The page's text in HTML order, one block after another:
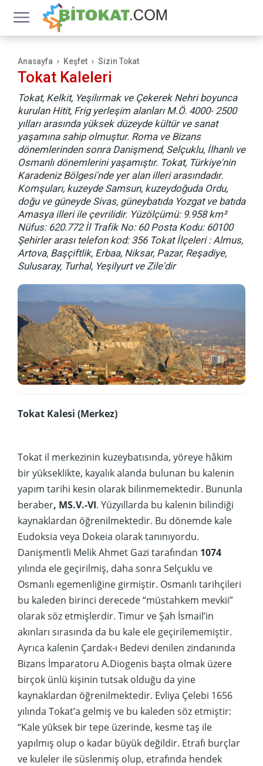
Anasayfa Keşfet Sizin Tokat
Tokat Kaleleri
Tokat, Kelkit, Yeşilırmak ve Çekerek Nehri boyunca
kurulan Hitit, Frig yerleşim alanları M.Ö. 4000- 2500
yılları arasında yüksek düzeyde kültür ve sanat
yaşamına sahip olmuştur. Roma ve Bizans
dönemlerinden sonra Danişmend, Selçuklu, İlhanlı ve
Osmanlı dönemlerini yaşamıştır. Tokat, Türkiye'nin
Karadeniz Bölgesi'nde yer alan illeri arasındadır.
Komşuları, kuzeyde Samsun, kuzeydoğuda Ordu,
doğu ve güneyde Sivas, güneybatıda Yozgat ve batıda
Amasya illeri ile çevrilidir. Yüzölçümü: 9.958 km²
Nüfus: 620.772 İl Trafik No: 60 Posta Kodu: 60100
Şehirler arası telefon kod: 356 Tokat İlçeleri : Almus,
Artova, Başçiftlik, Erbaa, Niksar, Pazar, Reşadiye,
Sulusaray, Turhal, Yeşilyurt ve Zile'dir
Tokat Kalesi (Merkez)
Tokat il merkezinin kuzeybatısında, yöreye hâkim
bir yükseklikte, kayalık alanda bulunan bu kalenin
yapım tarihi kesin olarak bilinmemektedir. Bununla
beraber, MS.V.-VI. Yüzyıllarda bu kalenin bilindiği
kaynaklardan öğrenilmektedir. Bu dönemde kale
Eudoksia veya Dokeia olarak tanınıyordu.
Danişmentli Melik Ahmet Gazi tarafından 1074
yılında ele geçirilmiş, daha sonra Selçuklu ve
Osmanlı egemenliğine girmiştir. Osmanlı tarihçileri
bu kaleden birinci derecede “müstahkem mevkii”
olarak söz etmişlerdir. Timur ve Şah İsmail’in
akınları sırasında da bu kale ele geçirilememiştir.
Ayrıca kalenin Çardak-ı Bedevi denilen zindanında
Bizans İmparatoru A.Diogenis başta olmak üzere
birçok ünlü kişinin tutsak olduğu da yine
kaynaklardan öğrenilmektedir. Evliya Çelebi 1656
yılında Tokat’a gelmiş ve bu kaleden söz etmiştir:
“Kale yüksek bir tepe üzerinde, kesme taş ile
yapılmış olup o kadar büyük değildir. Etrafı burçlar
ve kuleler ile süslenmiş olup, etrafında hendek